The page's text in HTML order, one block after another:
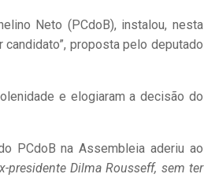
Neto (PCdoB), instalou, nesta
proposta pelo deputado
e elogiaram a decisão do
PCdoB na Assembleia aderiu ao
presidente Dilma Rousseff, sem ter